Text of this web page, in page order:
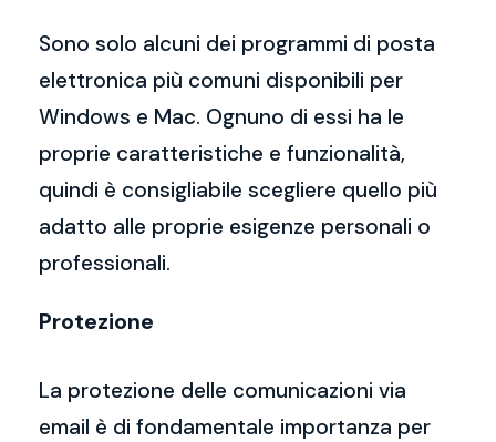
Sono solo alcuni dei programmi di posta
elettronica più comuni disponibili per
Windows e Mac. Ognuno di essi ha le
proprie caratteristiche e funzionalità,
quindi è consigliabile scegliere quello più
adatto alle proprie esigenze personali o
professionali.
Protezione
La protezione delle comunicazioni via
email è di fondamentale importanza per